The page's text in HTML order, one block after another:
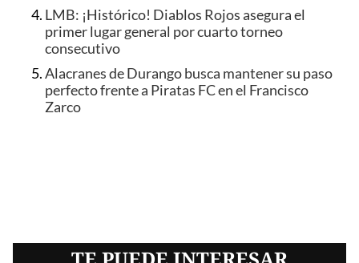
LMB: ¡Histórico! Diablos Rojos asegura el
primer lugar general por cuarto torneo
consecutivo
Alacranes de Durango busca mantener su paso
perfecto frente a Piratas FC en el Francisco
Zarco